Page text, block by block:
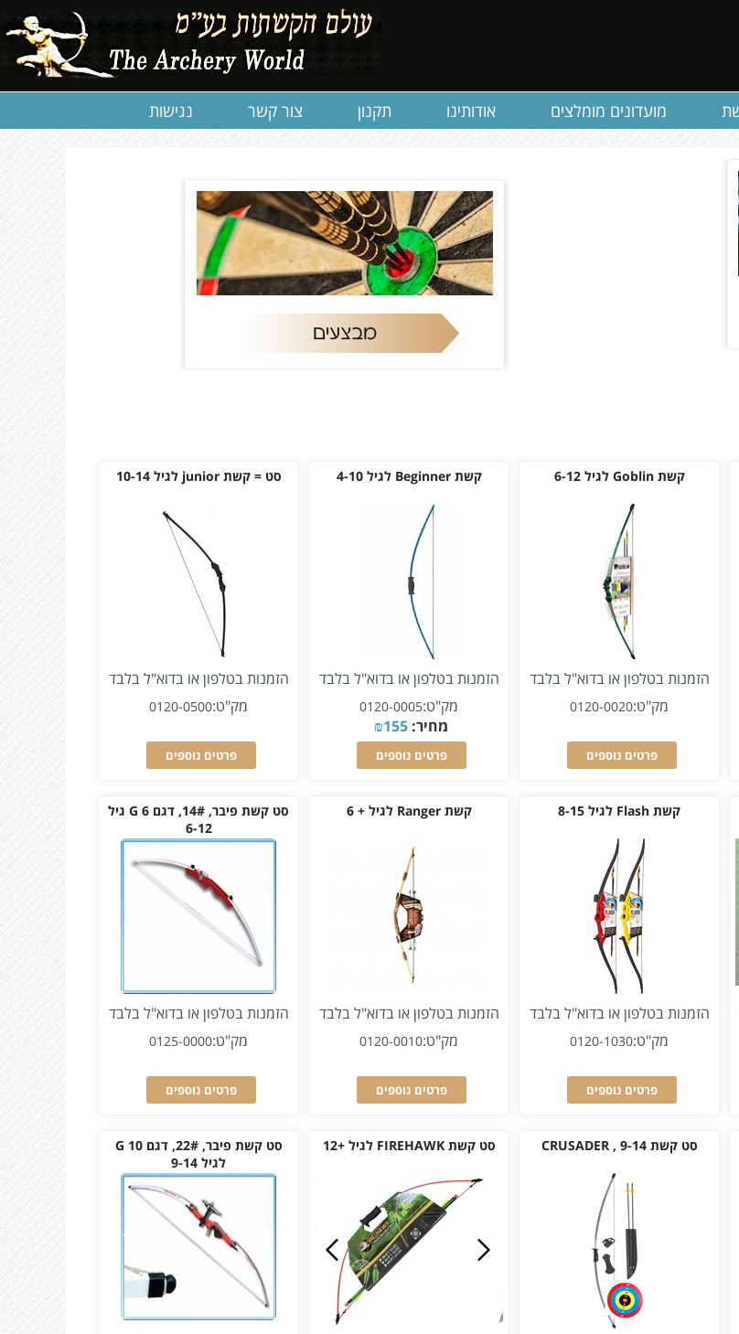
מועדונים מומלצים אודותינו תקנון צור קשר נגישות
קשת Goblin לגיל 6-12
הזמנות בטלפון או בדוא"ל בלבד
מק"ט:0120-0020
פרטים נוספים
קשת Beginner לגיל 4-10
הזמנות בטלפון או בדוא"ל בלבד
מק"ט:0120-0005
מחיר: ₪155
פרטים נוספים
סט = קשת junior לגיל 10-14
הזמנות בטלפון או בדוא"ל בלבד
מק"ט:0120-0500
פרטים נוספים
קשת Flash לגיל 8-15
הזמנות בטלפון או בדוא"ל בלבד
מק"ט:0120-1030
פרטים נוספים
קשת Ranger לגיל + 6
הזמנות בטלפון או בדוא"ל בלבד
מק"ט:0120-0010
פרטים נוספים
סט קשת פיבר, 14#, דגם G 6 גיל
6-12
הזמנות בטלפון או בדוא"ל בלבד
מק"ט:0125-0000
פרטים נוספים
סט קשת CRUSADER , 9-14 סט קשת FIREHAWK לגיל +12
סט קשת פיבר, 22#, דגם G 10
לגיל 9-14